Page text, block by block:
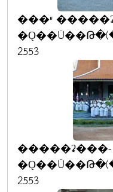
���ʶ
2553
�����ʡ���-
2553